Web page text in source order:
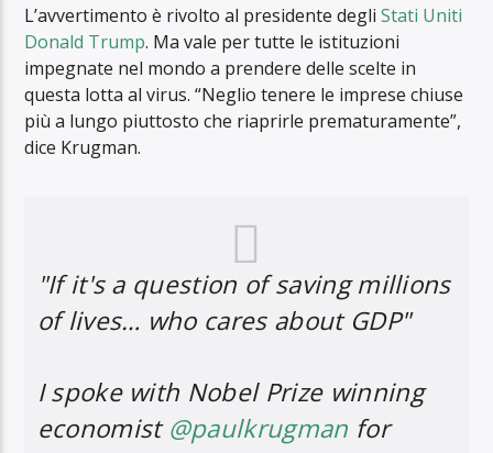
L’avvertimento è rivolto al presidente degliStati Uniti
Donald Trump. Ma vale per tutte le istituzioni
impegnate nel mondo a prendere delle scelte in
questa lotta al virus. “Neglio tenere le imprese chiuse
più a lungo piuttosto che riaprirle prematuramente”,
dice Krugman.
"If it's a question of saving millions
of lives… who cares about GDP"
I spoke with Nobel Prize winning
economist@paulkrugman for